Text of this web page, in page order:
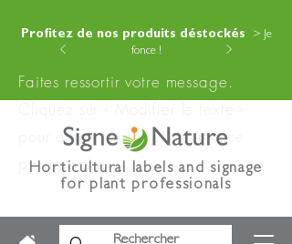
Profitez de nos produits déstockés
> Je
fonce !
Faites ressortir votre message.
Cliquez sur « Modifier le texte »
pour ajouter votre contenu à ce
paragraphe.
Horticultural labels and signage
for plant professionals